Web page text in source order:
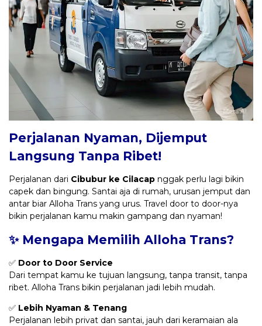
Perjalanan Nyaman, Dijemput
Langsung Tanpa Ribet!
Perjalanan dari Cibubur ke Cilacap nggak perlu lagi bikin
capek dan bingung. Santai aja di rumah, urusan jemput dan
antar biar Alloha Trans yang urus. Travel door to door-nya
bikin perjalanan kamu makin gampang dan nyaman!
✨ Mengapa Memilih Alloha Trans?
✅ Door to Door Service
Dari tempat kamu ke tujuan langsung, tanpa transit, tanpa
ribet. Alloha Trans bikin perjalanan jadi lebih mudah.
✅ Lebih Nyaman & Tenang
Perjalanan lebih privat dan santai, jauh dari keramaian ala